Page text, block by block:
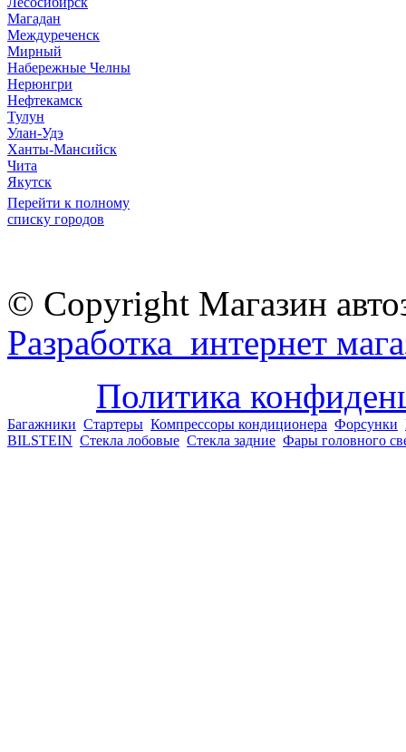
Магадан
Междуреченск
Мирный
Набережные Челны
Нерюнгри
Нефтекамск
Тулун
Улан-Удэ
Ханты-Мансийск
Чита
Якутск
Перейти к полному
списку городов
© Copyright Магазин
Разработка интернет
Политика
Багажники Стартеры Компрессоры кондиционера Форсунки
BILSTEIN Стекла лобовые Стекла задние Фары головного